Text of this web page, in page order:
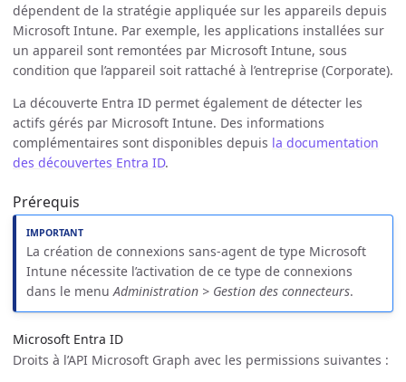
dépendent de la stratégie appliquée sur les appareils depuis
Microsoft Intune. Par exemple, les applications installées sur
un appareil sont remontées par Microsoft Intune, sous
condition que l’appareil soit rattaché à l’entreprise (Corporate).
La découverte Entra ID permet également de détecter les
actifs gérés par Microsoft Intune. Des informations
complémentaires sont disponibles depuis la documentation
des découvertes Entra ID.
Prérequis
La création de connexions sans-agent de type Microsoft
Intune nécessite l’activation de ce type de connexions
dans le menuAdministration > Gestion des connecteurs.
Microsoft Entra ID
Droits à l’API Microsoft Graph avec les permissions suivantes :